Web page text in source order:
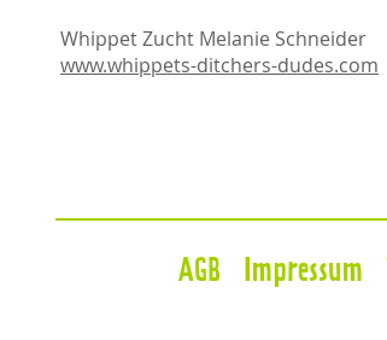
Whippet Zucht Melanie Schneider
www.whippets-ditchers-dudes.com
AGB Impressum